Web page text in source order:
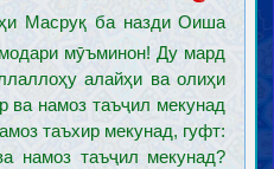
Масруқ ба назди Оиша
мӯъминон! Ду мард
алайҳи ва олиҳи
ва намоз таъҷил мекунад
таъхир мекунад, гуфт:
намоз таъҷил мекунад?
илм (иҷтиҳод)